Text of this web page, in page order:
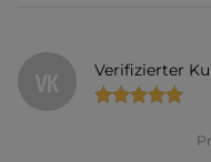
VK Verifizierter